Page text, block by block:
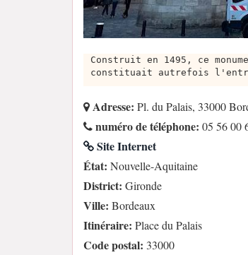
Construit en 1495, ce
constituait autrefois
Adresse: Pl. du Palais, 33000
numéro de téléphone: 05 56 00
Site Internet
État: Nouvelle-Aquitaine
District: Gironde
Ville: Bordeaux
Itinéraire: Place du Palais
Code postal: 33000